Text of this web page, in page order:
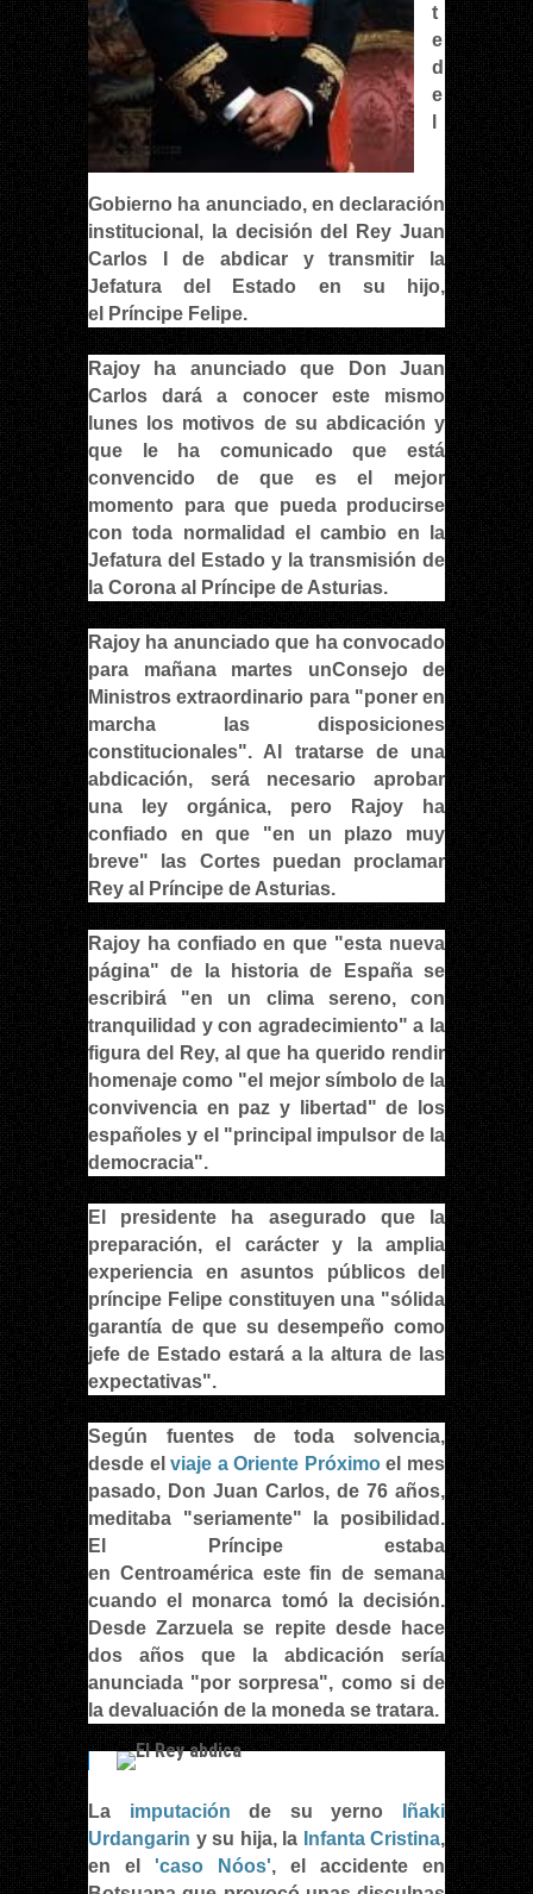
t
e
d
e
Gobierno ha anunciado, en declaración
institucional, la decisión del Rey Juan
Carlos I de abdicar y transmitir la
Jefatura del Estado en su hijo,
el
Príncipe Felipe.
Rajoy ha anunciado que Don Juan
Carlos dará a conocer este mismo
lunes los motivos de su abdicación y
que le ha comunicado que está
convencido de que es el mejor
momento para que pueda producirse
con toda normalidad el cambio en la
Jefatura del Estado y la transmisión de
la Corona al Príncipe de Asturias.
Rajoy ha anunciado que ha convocado
para mañana martes unConsejo de
Ministros extraordinario para "poner en
marcha las disposiciones
constitucionales". Al tratarse de una
abdicación, será necesario aprobar
una ley orgánica, pero Rajoy ha
confiado en que "en un plazo muy
breve" las Cortes puedan proclamar
Rey al Príncipe de Asturias.
Rajoy ha confiado en que "esta nueva
página" de la historia de España se
escribirá "en un clima sereno, con
tranquilidad y con agradecimiento" a la
figura del Rey, al que ha querido rendir
homenaje como "el mejor símbolo de la
convivencia en paz y libertad" de los
españoles y el "principal impulsor de la
democracia".
El presidente ha asegurado que la
preparación, el carácter y la amplia
experiencia en asuntos públicos del
príncipe Felipe constituyen una "sólida
garantía de que su desempeño como
jefe de Estado estará a la altura de las
expectativas".
Según fuentes de toda solvencia,
desde el viaje a Oriente Próximoel mes
pasado, Don Juan Carlos, de 76 años,
meditaba "seriamente" la posibilidad.
El Príncipe estaba
en Centroaméricaeste fin de semana
cuando el monarca tomó la decisión.
Desde Zarzuela se repite desde hace
dos años que la abdicación sería
anunciada "por sorpresa", como si de
la devaluación de la moneda se tratara.
La imputación de su yerno Iñaki
Urdangarin y su hija, la Infanta Cristina,
en el 'caso Nóos', el accidente en